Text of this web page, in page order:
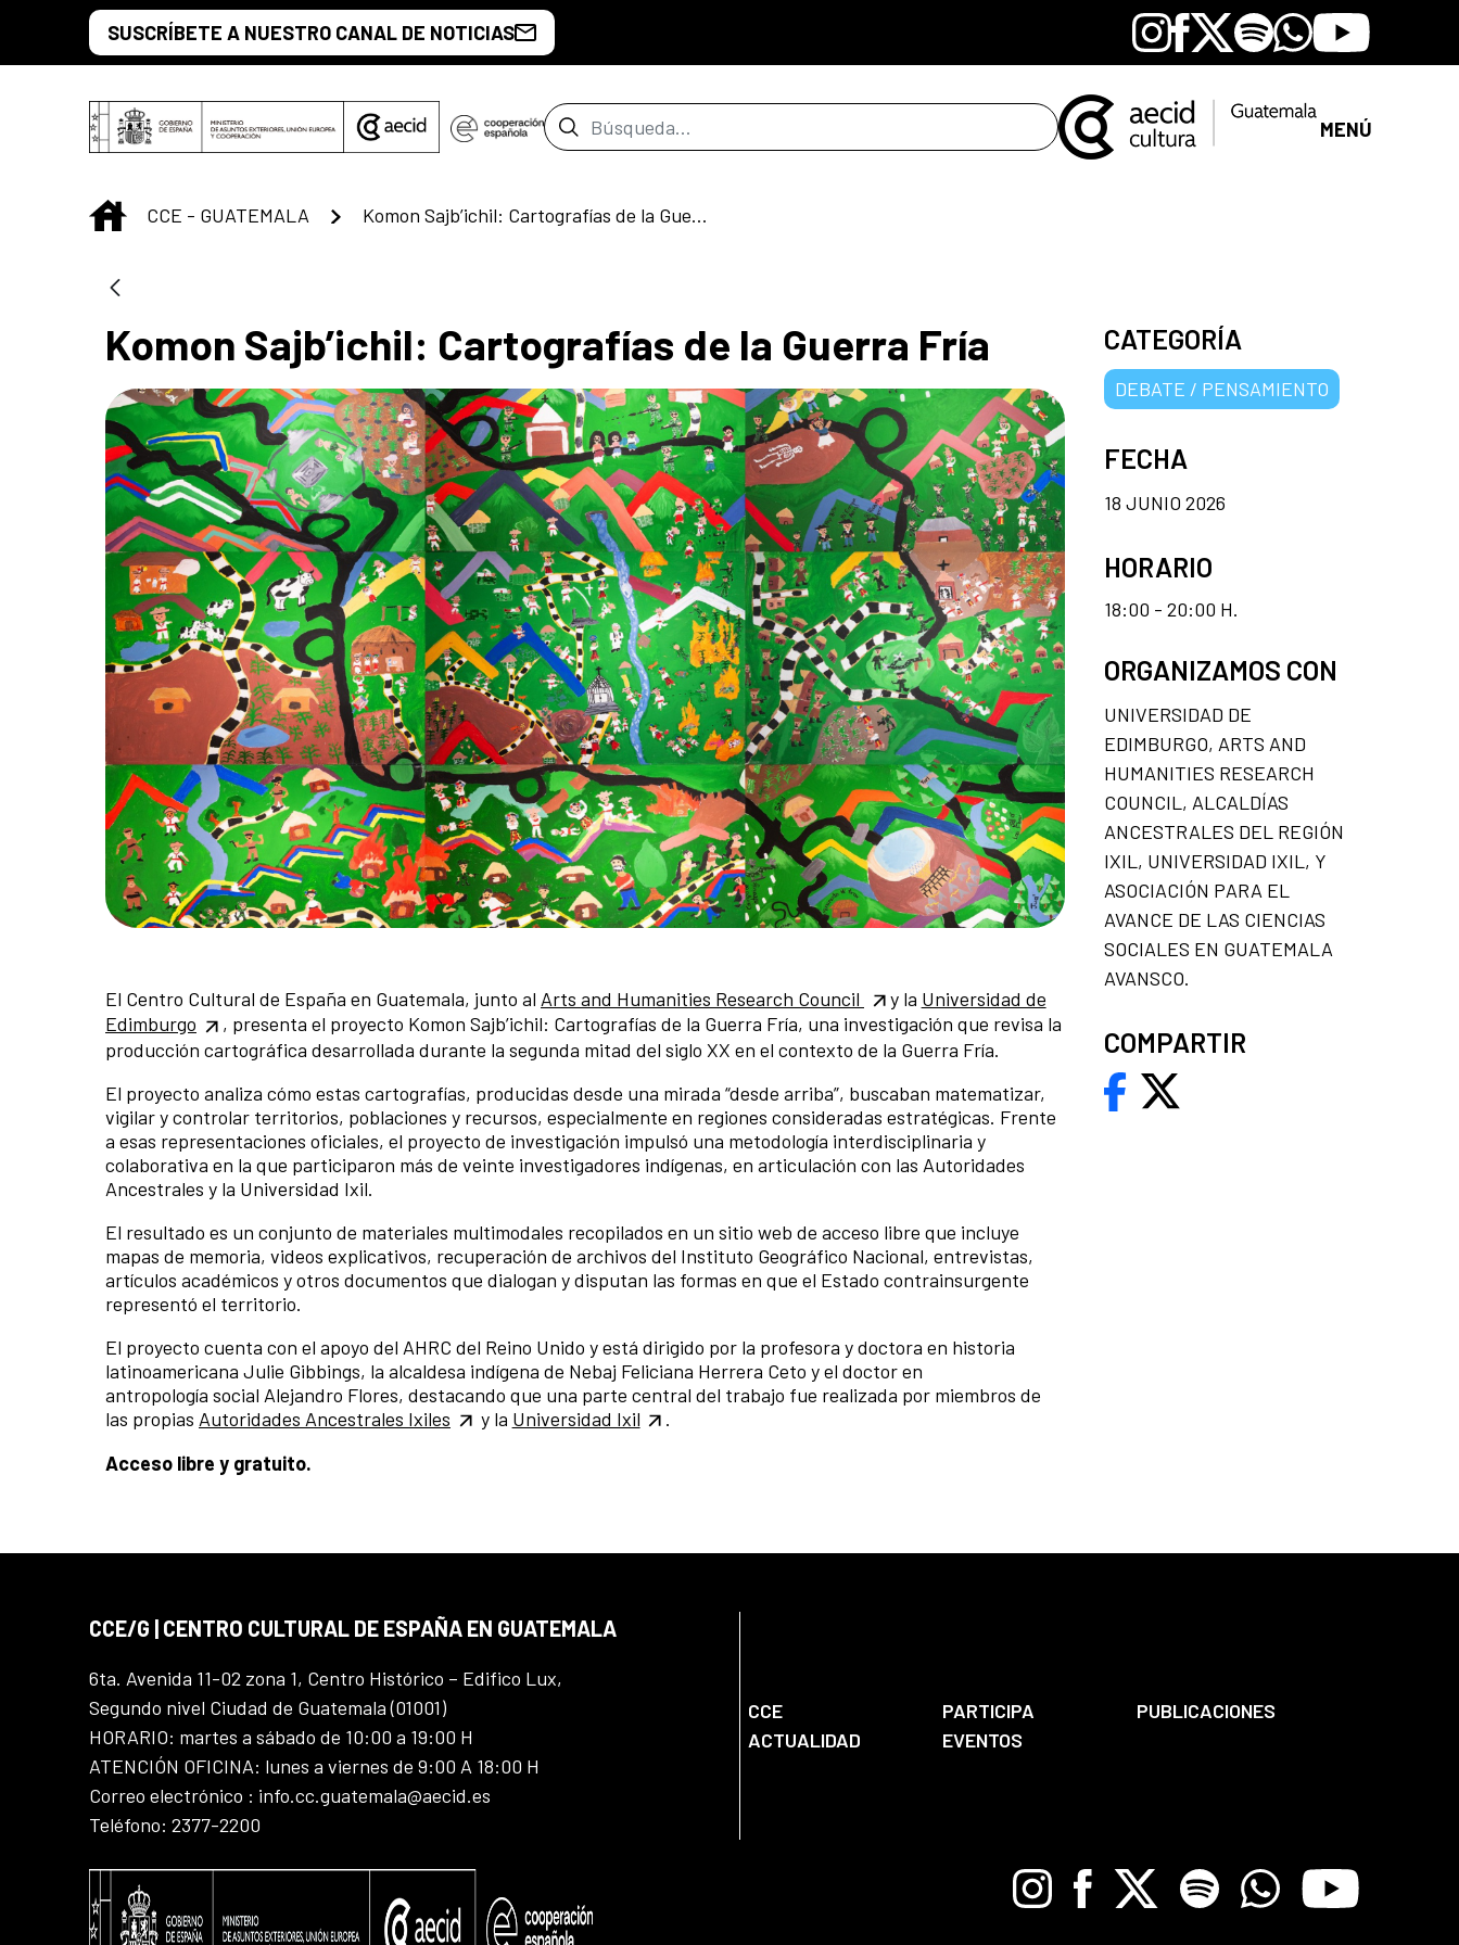
Saltar al contenido principal
SUSCRÍBETE A NUESTRO CANAL DE NOTICIAS Instagram
Facebook
X SpotifyWhatsapp
Youtube
Barra de búsqueda MENÚ
INICIO
CCE - GUATEMALA Komon Sajb’ichil: Cartografías de la Guerra Fría
Komon Sajb’ichil: Cartografías de la Guerra Fría
El Centro Cultural de España en Guatemala, junto al Arts and Humanities Research Council y la Universidad de
Edimburgo
, presenta el proyecto Komon Sajb’ichil: Cartografías de la Guerra Fría, una investigación que revisa la
producción cartográfica desarrollada durante la segunda mitad del siglo XX en el contexto de la Guerra Fría.
El proyecto analiza cómo estas cartografías, producidas desde una mirada “desde arriba”, buscaban matematizar,
vigilar y controlar territorios, poblaciones y recursos, especialmente en regiones consideradas estratégicas. Frente
a esas representaciones oficiales, el proyecto de investigación impulsó una metodología interdisciplinaria y
colaborativa en la que participaron más de veinte investigadores indígenas, en articulación con las Autoridades
Ancestrales y la Universidad Ixil.
El resultado es un conjunto de materiales multimodales recopilados en un sitio web de acceso libre que incluye
mapas de memoria, videos explicativos, recuperación de archivos del Instituto Geográfico Nacional, entrevistas,
artículos académicos y otros documentos que dialogan y disputan las formas en que el Estado contrainsurgente
representó el territorio.
El proyecto cuenta con el apoyo del AHRC del Reino Unido y está dirigido por la profesora y doctora en historia
latinoamericana Julie Gibbings, la alcaldesa indígena de Nebaj Feliciana Herrera Ceto y el doctor en
antropología social Alejandro Flores, destacando que una parte central del trabajo fue realizada por miembros de
las propias Autoridades Ancestrales Ixiles y la Universidad Ixil
.
Acceso libre y gratuito.
CATEGORÍA
DEBATE / PENSAMIENTO
FECHA
18 JUNIO 2026
HORARIO
18:00 - 20:00 H.
ORGANIZAMOS CON
UNIVERSIDAD DE
EDIMBURGO, ARTS AND
HUMANITIES RESEARCH
COUNCIL, ALCALDÍAS
ANCESTRALES DEL REGIÓN
IXIL, UNIVERSIDAD IXIL, Y
ASOCIACIÓN PARA EL
AVANCE DE LAS CIENCIAS
SOCIALES EN GUATEMALA
AVANSCO.
COMPARTIR
CCE/G | CENTRO CULTURAL DE ESPAÑA EN GUATEMALA
6ta. Avenida 11-02 zona 1, Centro Histórico – Edifico Lux,
Segundo nivel Ciudad de Guatemala (01001)
HORARIO: martes a sábado de 10:00 a 19:00 H
ATENCIÓN OFICINA: lunes a viernes de 9:00 A 18:00 H
Correo electrónico : info.cc.guatemala@aecid.es
Teléfono: 2377-2200
CCE PARTICIPA
PUBLICACIONES
ACTUALIDAD
EVENTOS
InstagramFacebook
X Spotify WhatsappYoutube